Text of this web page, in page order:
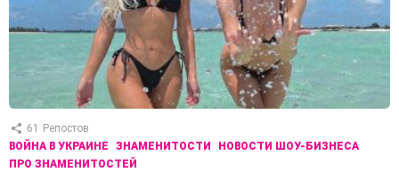
61
Репостов
ВОЙНА В УКРАИНЕ
ЗНАМЕНИТОСТИ
НОВОСТИ ШОУ-БИЗНЕСА
ПРО ЗНАМЕНИТОСТЕЙ